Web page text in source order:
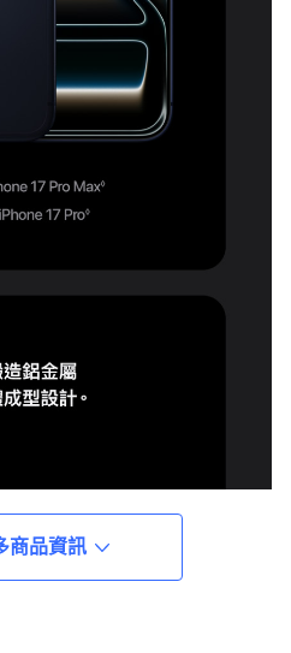
商品資訊